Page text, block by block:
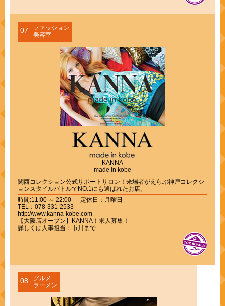
07
ファッション
美容室
KANNA
－made in kobe－
関西コレクション公式サポートサロン！来場者がえらぶ神戸コレクシ
ョンスタイルバトルでNO.1にも選ばれたお店。
時間:11:00 ～ 22:00 定休日：月曜日
TEL：078-331-2533
http://www.kanna-kobe.com
【大阪店オープン】KANNA！求人募集！
詳しくは人事担当：市川まで
08
グルメ
ラーメン